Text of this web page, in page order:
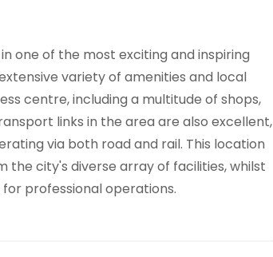
one of the most exciting and inspiring
variety of amenities and local
centre, including a multitude of shops,
links in the area are also excellent,
via both road and rail. This location
city's diverse array of facilities, whilst
professional operations.